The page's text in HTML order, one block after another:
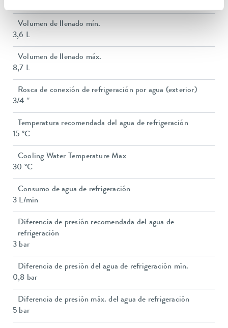
Volumen de llenado mín.
3,6 L
Volumen de llenado máx.
8,7 L
Rosca de conexión de refrigeración por agua (exterior)
3/4 ″
Temperatura recomendada del agua de refrigeración
15 °C
Cooling Water Temperature Max
30 °C
Consumo de agua de refrigeración
3 L/min
Diferencia de presión recomendada del agua de
refrigeración
3 bar
Diferencia de presión del agua de refrigeración mín.
0,8 bar
Diferencia de presión máx. del agua de refrigeración
5 bar